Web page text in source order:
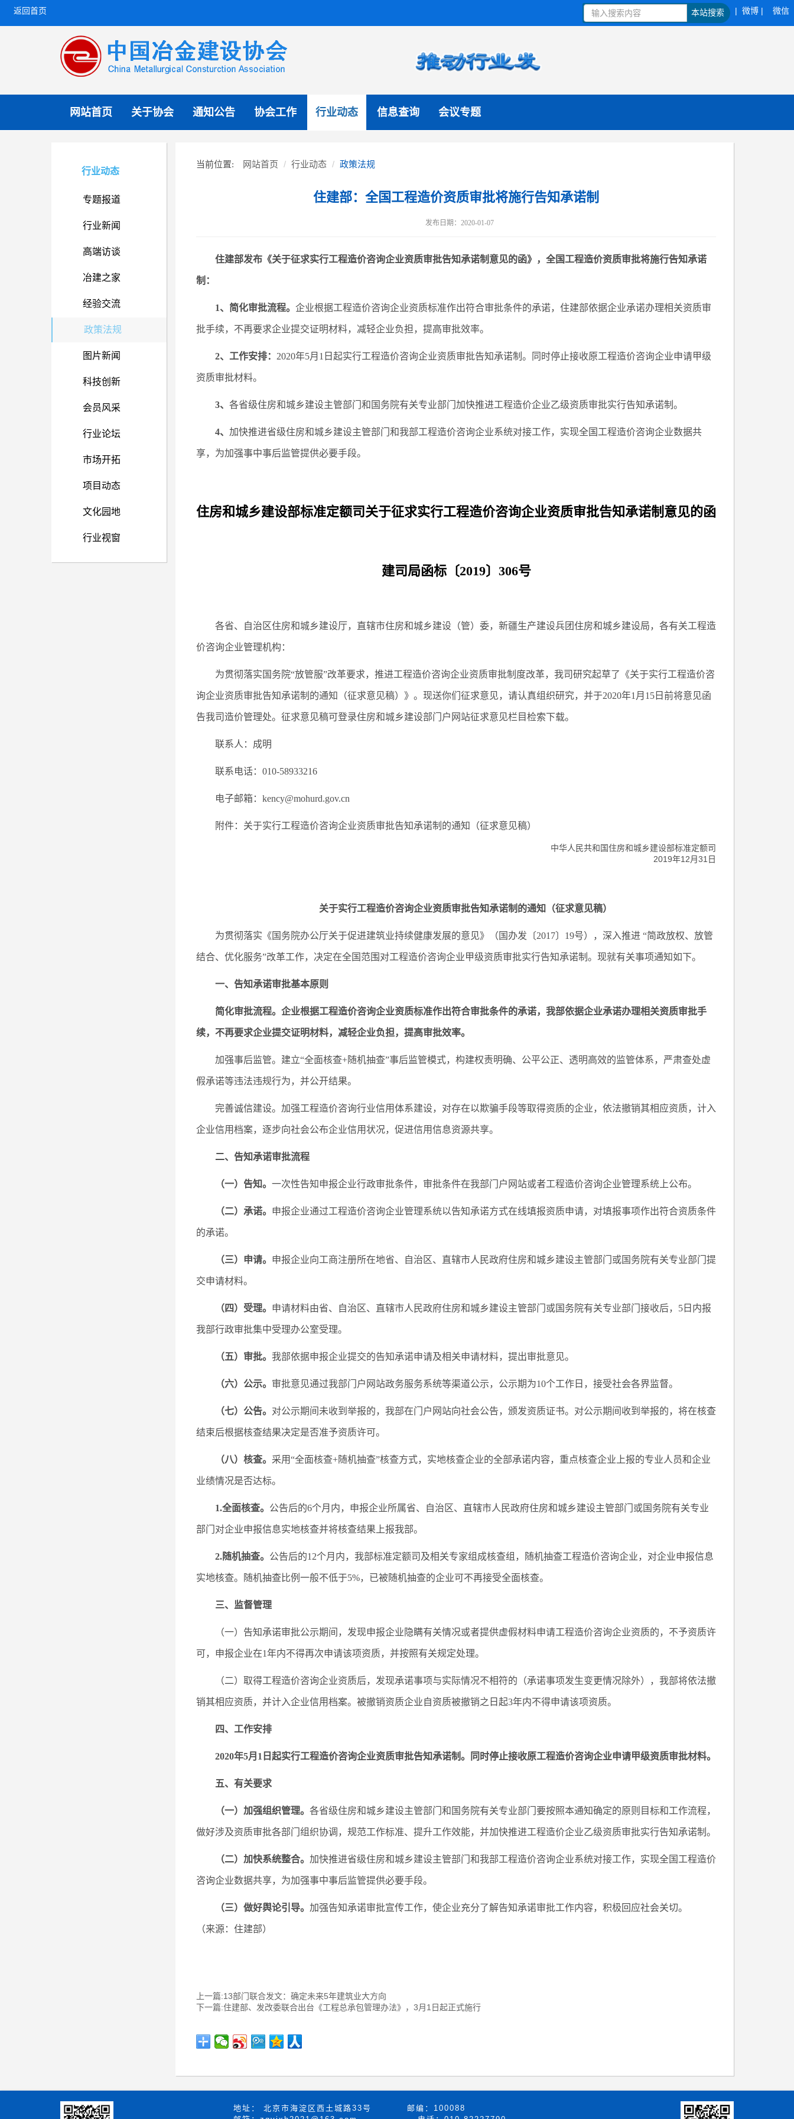
返回首页 本站搜索 | 微博 | 微信
网站首页 关于协会 通知公告 协会工作 行业动态 信息查询 会议专题
行业动态
专题报道
行业新闻
高端访谈
冶建之家
经验交流
政策法规
图片新闻
科技创新
会员风采
行业论坛
市场开拓
项目动态
文化园地
行业视窗
当前位置: 网站首页 行业动态 政策法规
住建部：全国工程造价资质审批将施行告知承诺制
发布日期：2020-01-07
住建部发布《关于征求实行工程造价咨询企业资质审批告知承诺制意见的函》，全国工程造价资质审批将施行告知承诺
制：
1、简化审批流程。 企业根据工程造价咨询企业资质标准作出符合审批条件的承诺，住建部依据企业承诺办理相关资质审
批手续，不再要求企业提交证明材料，减轻企业负担，提高审批效率。
2、工作安排： 2020年5月1日起实行工程造价咨询企业资质审批告知承诺制。同时停止接收原工程造价咨询企业申请甲级
资质审批材料。
3、 各省级住房和城乡建设主管部门和国务院有关专业部门加快推进工程造价企业乙级资质审批实行告知承诺制。
4、 加快推进省级住房和城乡建设主管部门和我部工程造价咨询企业系统对接工作，实现全国工程造价咨询企业数据共
享，为加强事中事后监管提供必要手段。
住房和城乡建设部标准定额司关于征求实行工程造价咨询企业资质审批告知承诺制意见的函
建司局函标〔2019〕306号
各省、自治区住房和城乡建设厅，直辖市住房和城乡建设（管）委，新疆生产建设兵团住房和城乡建设局，各有关工程造
价咨询企业管理机构：
为贯彻落实国务院“放管服”改革要求，推进工程造价咨询企业资质审批制度改革，我司研究起草了《关于实行工程造价咨
询企业资质审批告知承诺制的通知（征求意见稿）》。现送你们征求意见，请认真组织研究，并于2020年1月15日前将意见函
告我司造价管理处。征求意见稿可登录住房和城乡建设部门户网站征求意见栏目检索下载。
联系人：成明
联系电话：010-58933216
电子邮箱：kency@mohurd.gov.cn
附件：关于实行工程造价咨询企业资质审批告知承诺制的通知（征求意见稿）
中华人民共和国住房和城乡建设部标准定额司
2019年12月31日
关于实行工程造价咨询企业资质审批告知承诺制的通知（征求意见稿）
为贯彻落实《国务院办公厅关于促进建筑业持续健康发展的意见》（国办发〔2017〕19号），深入推进 “简政放权、放管
结合、优化服务”改革工作，决定在全国范围对工程造价咨询企业甲级资质审批实行告知承诺制。现就有关事项通知如下。
一、告知承诺审批基本原则
简化审批流程。企业根据工程造价咨询企业资质标准作出符合审批条件的承诺，我部依据企业承诺办理相关资质审批手
续，不再要求企业提交证明材料，减轻企业负担，提高审批效率。
加强事后监管。建立“全面核查+随机抽查”事后监管模式，构建权责明确、公平公正、透明高效的监管体系，严肃查处虚
假承诺等违法违规行为，并公开结果。
完善诚信建设。加强工程造价咨询行业信用体系建设，对存在以欺骗手段等取得资质的企业，依法撤销其相应资质，计入
企业信用档案，逐步向社会公布企业信用状况，促进信用信息资源共享。
二、告知承诺审批流程
（一）告知。 一次性告知申报企业行政审批条件，审批条件在我部门户网站或者工程造价咨询企业管理系统上公布。
（二）承诺。 申报企业通过工程造价咨询企业管理系统以告知承诺方式在线填报资质申请，对填报事项作出符合资质条件
的承诺。
（三）申请。 申报企业向工商注册所在地省、自治区、直辖市人民政府住房和城乡建设主管部门或国务院有关专业部门提
交申请材料。
（四）受理。 申请材料由省、自治区、直辖市人民政府住房和城乡建设主管部门或国务院有关专业部门接收后，5日内报
我部行政审批集中受理办公室受理。
（五）审批。 我部依据申报企业提交的告知承诺申请及相关申请材料，提出审批意见。
（六）公示。 审批意见通过我部门户网站政务服务系统等渠道公示，公示期为10个工作日，接受社会各界监督。
（七）公告。 对公示期间未收到举报的，我部在门户网站向社会公告，颁发资质证书。对公示期间收到举报的，将在核查
结束后根据核查结果决定是否准予资质许可。
（八）核查。 采用“全面核查+随机抽查”核查方式，实地核查企业的全部承诺内容，重点核查企业上报的专业人员和企业
业绩情况是否达标。
1.全面核查。 公告后的6个月内，申报企业所属省、自治区、直辖市人民政府住房和城乡建设主管部门或国务院有关专业
部门对企业申报信息实地核查并将核查结果上报我部。
2.随机抽查。 公告后的12个月内，我部标准定额司及相关专家组成核查组，随机抽查工程造价咨询企业，对企业申报信息
实地核查。随机抽查比例一般不低于5%，已被随机抽查的企业可不再接受全面核查。
三、监督管理
（一）告知承诺审批公示期间，发现申报企业隐瞒有关情况或者提供虚假材料申请工程造价咨询企业资质的，不予资质许
可，申报企业在1年内不得再次申请该项资质，并按照有关规定处理。
（二）取得工程造价咨询企业资质后，发现承诺事项与实际情况不相符的（承诺事项发生变更情况除外），我部将依法撤
销其相应资质，并计入企业信用档案。被撤销资质企业自资质被撤销之日起3年内不得申请该项资质。
四、工作安排
2020年5月1日起实行工程造价咨询企业资质审批告知承诺制。同时停止接收原工程造价咨询企业申请甲级资质审批材料。
五、有关要求
（一）加强组织管理。 各省级住房和城乡建设主管部门和国务院有关专业部门要按照本通知确定的原则目标和工作流程，
做好涉及资质审批各部门组织协调，规范工作标准、提升工作效能，并加快推进工程造价企业乙级资质审批实行告知承诺制。
（二）加快系统整合。 加快推进省级住房和城乡建设主管部门和我部工程造价咨询企业系统对接工作，实现全国工程造价
咨询企业数据共享，为加强事中事后监管提供必要手段。
（三）做好舆论引导。 加强告知承诺审批宣传工作，使企业充分了解告知承诺审批工作内容，积极回应社会关切。
（来源 ：住建部）
上一篇:13部门联合发文：确定未来5年建筑业大方向
下一篇:住建部、发改委联合出台《工程总承包管理办法》，3月1日起正式施行
地址： 北京市海淀区西土城路33号 邮编：100088